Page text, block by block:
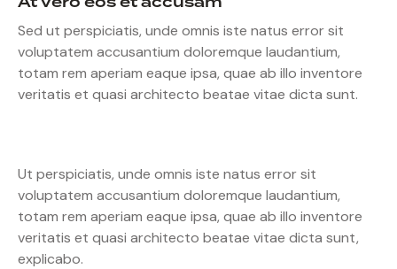
Sed ut perspiciatis, unde omnis iste natus error sit
voluptatem accusantium doloremque laudantium,
totam rem aperiam eaque ipsa, quae ab illo inventore
veritatis et quasi architecto beatae vitae dicta sunt.
Ut perspiciatis, unde omnis iste natus error sit
voluptatem accusantium doloremque laudantium,
totam rem aperiam eaque ipsa, quae ab illo inventore
veritatis et quasi architecto beatae vitae dicta sunt,
explicabo.